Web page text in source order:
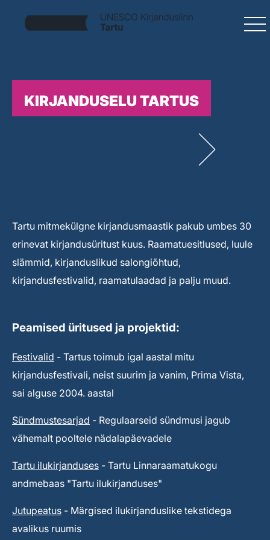
KIRJANDUSELU TARTUS
Tartu mitmekülgne kirjandusmaastik pakub umbes 30
erinevat kirjandusüritust kuus. Raamatuesitlused, luule
slämmid, kirjanduslikud salongiõhtud,
kirjandusfestivalid, raamatulaadad ja palju muud.
Peamised üritused ja projektid:
Festivalid - Tartus toimub igal aastal mitu
kirjandusfestivali, neist suurim ja vanim, Prima Vista,
sai alguse 2004. aastal
Sündmustesarjad - Regulaarseid sündmusi jagub
vähemalt pooltele nädalapäevadele
Tartu ilukirjanduses - Tartu Linnaraamatukogu
andmebaas "Tartu ilukirjanduses"
Jutupeatus - Märgised ilukirjanduslike tekstidega
avalikus ruumis